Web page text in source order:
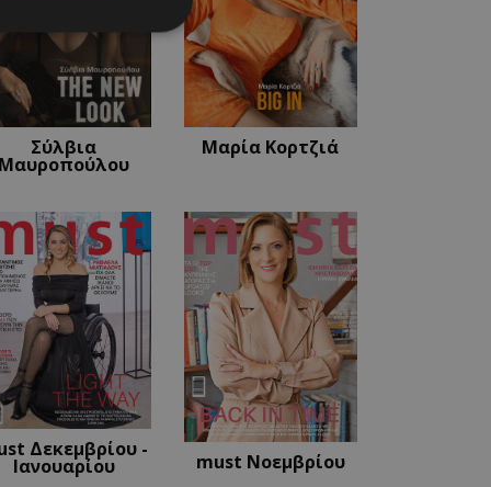
Σύλβια
Μαυροπούλου
Μαρία Κορτζιά
Δεκεμβρίου -
Ιανουαρίου must Νοεμβρίου
και τη
δηλαδή να
στον χρήστη
όπως είναι το
και push down
για τη διάκριση
είναι
να κάνει
χρήση του
για τη διάκριση
είναι
να κάνει
χρήση του